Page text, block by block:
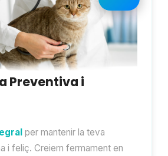
Preventiva i
per mantenir la teva
i feliç. Creiem fermament en